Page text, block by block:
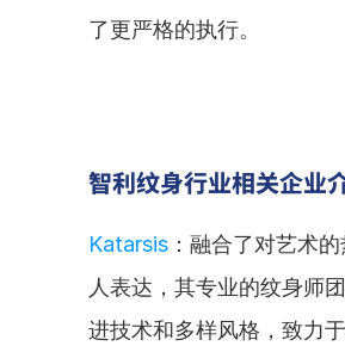
了更严格的执行。
智利纹身行业相关企业
Katarsis ：融合了对艺术
人表达，其专业的纹身师
进技术和多样风格，致力